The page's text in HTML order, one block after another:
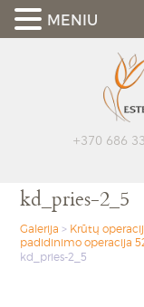
+370 686
kd_pries-2_5
Galerija > Krūtų
padidinimo operacija
kd_pries-2_5
MENIU